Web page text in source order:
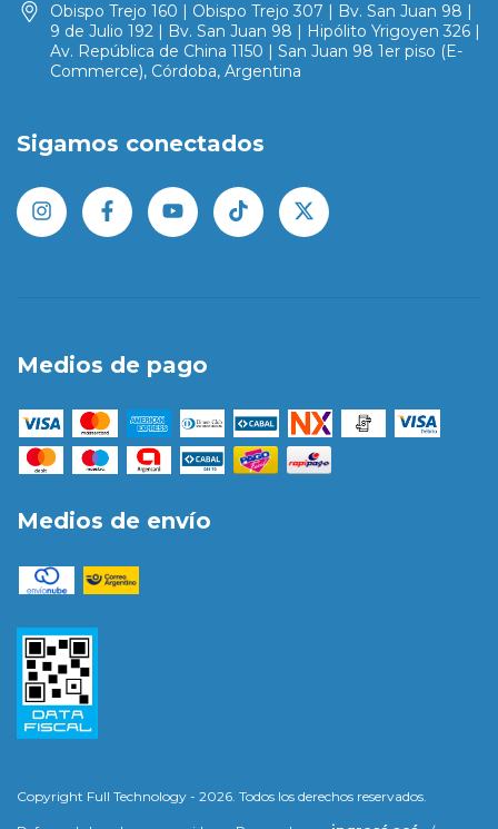
Obispo Trejo 160 | Obispo Trejo 307 | Bv. San Juan 98 |
9 de Julio 192 | Bv. San Juan 98 | Hipólito Yrigoyen 326 |
Av. República de China 1150 | San Juan 98 1er piso (E-
Commerce), Córdoba, Argentina
Sigamos conectados
Medios de pago
Medios de envío
Copyright Full Technology - 2026. Todos los derechos reservados.